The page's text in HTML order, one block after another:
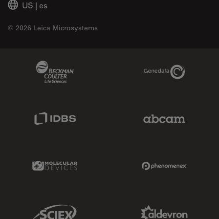
US | es
© 2026 Leica Microsystems
Genedata Link
Molecular Devices Link
Sciex Link